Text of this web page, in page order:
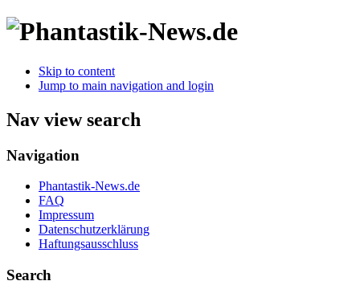
Skip to content
Jump to main navigation and login
Nav view search
Navigation
Phantastik-News.de
FAQ
Impressum
Datenschutzerklärung
Haftungsausschluss
Search